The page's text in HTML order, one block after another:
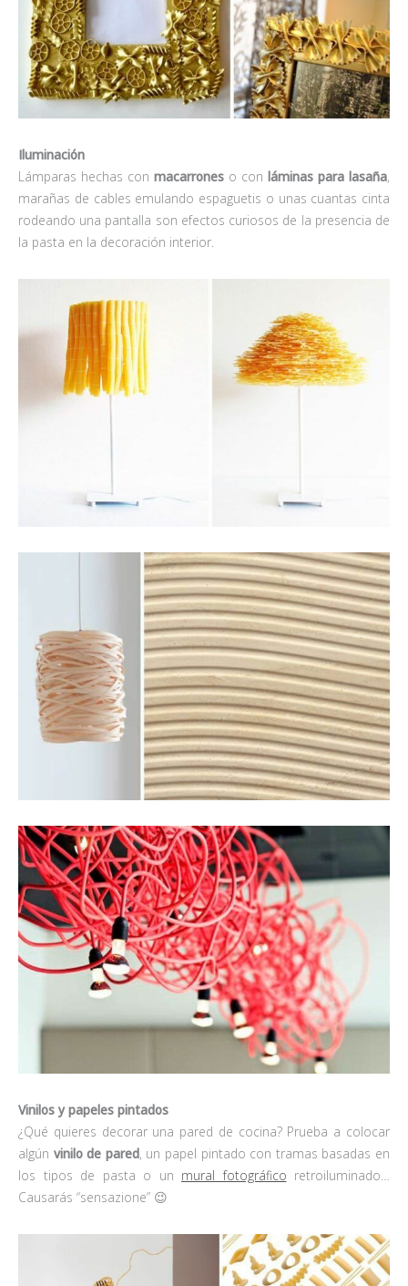
Iluminación
Lámparas hechas con macarrones o con láminas para lasaña,
marañas de cables emulando espaguetis o unas cuantas cinta
rodeando una pantalla son efectos curiosos de la presencia de
la pasta en la decoración interior.
Vinilos y papeles pintados
¿Qué quieres decorar una pared de cocina? Prueba a colocar
algún vinilo de pared, un papel pintado con tramas basadas en
los tipos de pasta o un mural fotográfico retroiluminado…
Causarás “sensazione” 😉